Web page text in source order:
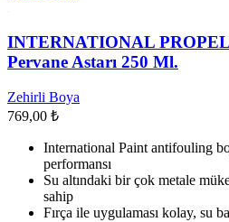
varyasyonu
var.
Seçenekler
sayfasından
INTERNATIONAL
Pervane Astarı 250 Ml.
Zehirli Boya
769,00 ₺
International Paint antifouling
performansı
Su altındaki bir çok metale
sahip
Fırça ile uygulaması kolay, su